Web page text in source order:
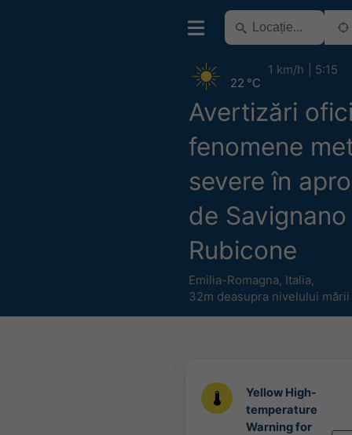
Avertizări
fenomene
severe în
de
Rubicone
Emilia-Romagna, Italia,
32m deasupra nivelului mării
22 °C
1 km/h 5:15
Yellow High-
temperature
Warning for